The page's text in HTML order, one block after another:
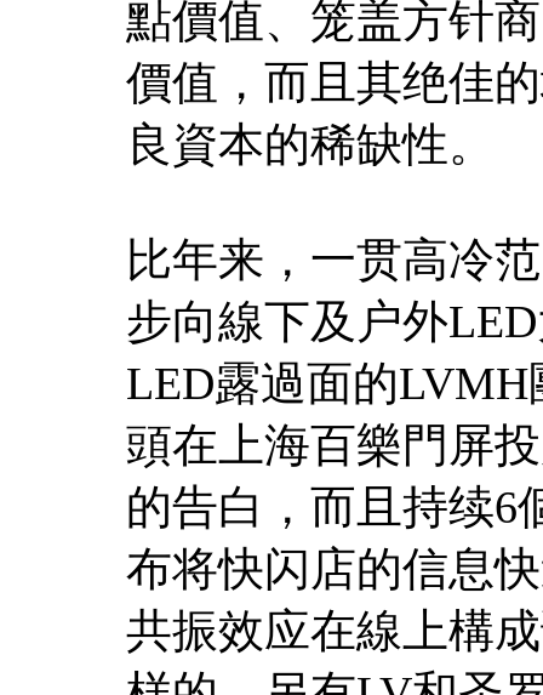
點價值、笼盖方针
價值，而且其绝佳
良資本的稀缺性。
比年来，一贯高冷
步向線下及户外
LED露過面的
頭在上海百樂門屏
的告白，而且持续6
布将快闪店的信息
共振效应在線上構